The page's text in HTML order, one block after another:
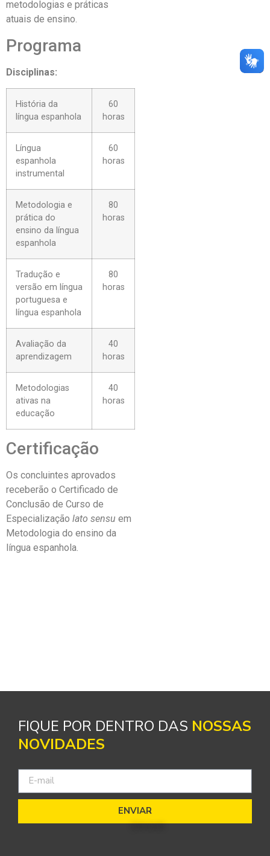
metodologias e práticas
atuais de ensino.
Programa
Disciplinas:
História da
língua espanhola
60
horas
Língua
espanhola
instrumental
60
horas
Metodologia e
prática do
ensino da língua
espanhola
80
horas
Tradução e
versão em língua
portuguesa e
língua espanhola
80
horas
Avaliação da
aprendizagem
40
horas
Metodologias
ativas na
educação
40
horas
Certificação
Os concluintes aprovados
receberão o Certificado de
Conclusão de Curso de
Especialização lato sensu em
Metodologia do ensino da
língua espanhola.
FIQUE POR DENTRO DAS NOSSAS
NOVIDADES
ENVIAR